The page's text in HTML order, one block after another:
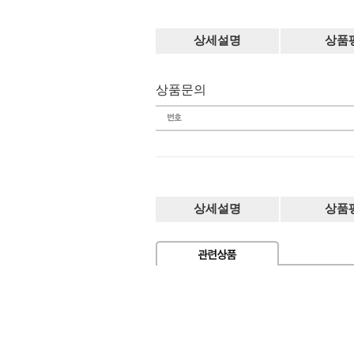
상세설명 상품
상품문의
상세설명 상품